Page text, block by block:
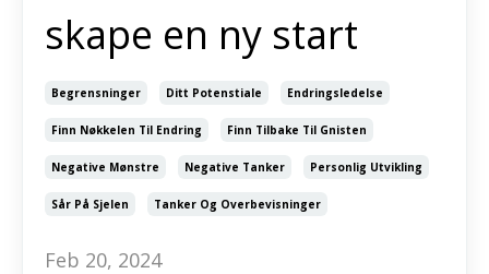
skape en ny start
Begrensninger Ditt Potenstiale Endringsledelse
Finn Nøkkelen Til Endring Finn Tilbake Til Gnisten
Negative Mønstre Negative Tanker Personlig Utvikling
Sår På Sjelen Tanker Og Overbevisninger
Feb 20, 2024